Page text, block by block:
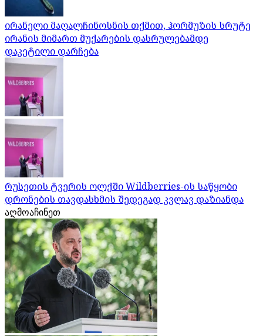
ირანელი მაღალჩინოსნის თქმით, ჰორმუზის სრუტე
ირანის მიმართ მუქარების დასრულებამდე
დაკეტილი დარჩება
რუსეთის ტვერის ოლქში Wildberries-ის საწყობი
დრონების თავდასხმის შედეგად კვლავ დაზიანდა
აღმოაჩინეთ